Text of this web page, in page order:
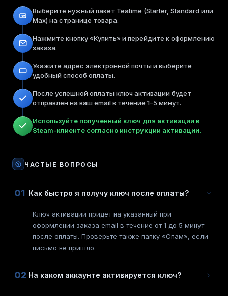
Выберите нужный пакет Teatime (Starter, Standard или
Max) на странице товара.
Нажмите кнопку «Купить» и перейдите к оформлению
заказа.
Укажите адрес электронной почты и выберите
удобный способ оплаты.
После успешной оплаты ключ активации будет
отправлен на ваш email в течение 1–5 минут.
Используйте полученный ключ для активации в
Steam-клиенте согласно инструкции активации.
ЧАСТЫЕ ВОПРОСЫ
01 Как быстро я получу ключ после оплаты?
Ключ активации придёт на указанный при
оформлении заказа email в течение от 1 до 5 минут
после оплаты. Проверьте также папку «Спам», если
письмо не пришло.
02 На каком аккаунте активируется ключ?